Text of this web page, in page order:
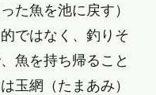
た魚を池に戻す）
ではなく、釣りそ
魚を持ち帰ること
玉網（たまあみ）